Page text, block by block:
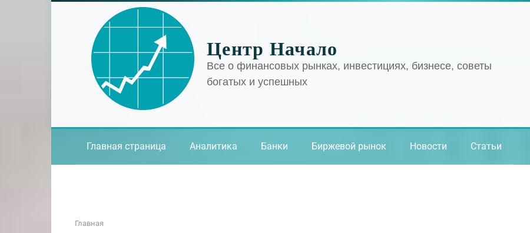
Центр Начало
Все о финансовых рынках, инвестициях, бизнесе, советы
богатых и успешных
Главная страница Аналитика Банки Биржевой рынок Новости Статьи
Главная